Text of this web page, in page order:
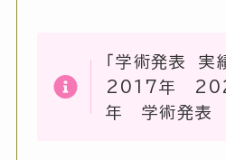
「学術発表 実
2017年
年 学術発表